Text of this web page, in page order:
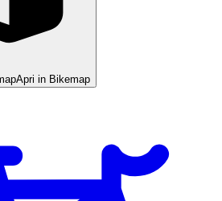
Apri in Bikemap